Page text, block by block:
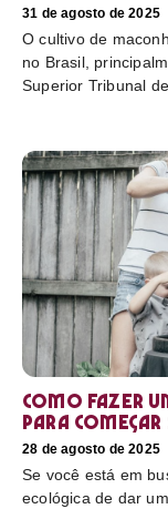
31 de agosto de 2025
O cultivo de
no Brasil,
Superior Tribunal
Como fazer
para
28 de agosto de 2025
Se você está em
ecológica de dar